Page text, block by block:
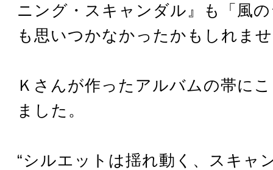
ニング・スキャンダル』も「風
も思いつかなかったかもしれま
Ｋさんが作ったアルバムの帯に
ました。
“シルエットは揺れ動く、スキャ